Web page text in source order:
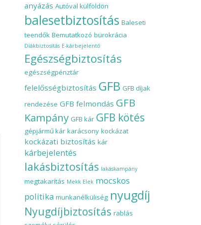
anyázás Autóval külföldön
balesetbiztosítás Baleseti
teendők Bemutatkozó bürokrácia
Diákbiztosítás E-kárbejelentő
Egészségbiztosítás
egészségpénztár
felelősségbiztosítás GFB GFB díjak
rendezése GFB felmondás GFB
Kampány GFB kár GFB kötés
gépjármű kár karácsony kockázat
kockázati biztosítás kár
kárbejelentés
lakásbiztosítás lakáskampány
megtakarítás Mekk Elek mocskos
politika munkanélküliség nyugdíj
Nyugdíjbiztosítás rablás